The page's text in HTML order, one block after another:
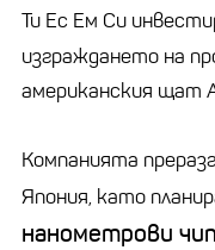
Ти Ес Ем Си
изграждането на
американския щат
Компанията
Япония, като
нанометрови